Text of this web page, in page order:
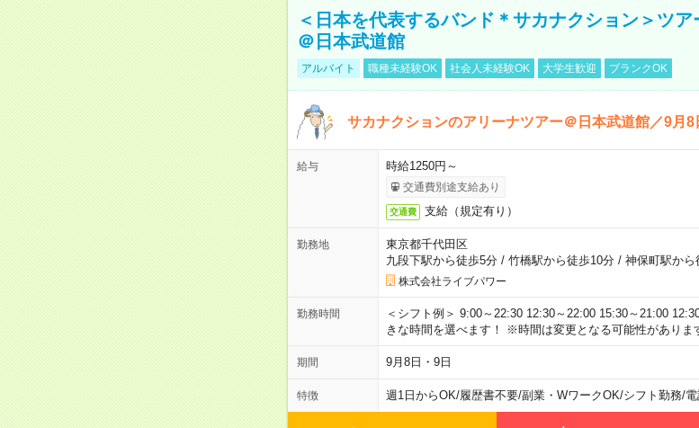
＜日本を代表するバンド＊サカナクション＞ツ
＠日本武道館
アルバイト 職種未経験OK 社会人未経験OK 大学生歓迎 ブランクOK
サカナクションのアリーナツアー＠日本武道館／9月8
給与 時給1250円～
交通費別途支給あり
交通費 支給（規定有り）
勤務地
東京都千代田区
九段下駅から徒歩5分/ 竹橋駅から徒歩10分/ 神保町駅から
株式会社ライブパワー
勤務時間
＜シフト例＞ 9:00～22:30 12:30～22:00 15:30～21:00
きな時間を選べます！ ※時間は変更となる可能性がありま
期間 9月8日・9日
特徴 週1日からOK/履歴書不要/副業・WワークOK/シフト勤務/電